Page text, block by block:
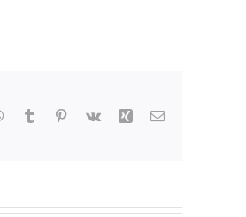
WhatsApp
Tumblr Pinterest
Vk Xing Email